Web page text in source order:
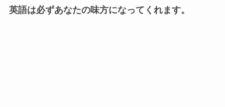
英語は必ずあなたの味方になってくれます。